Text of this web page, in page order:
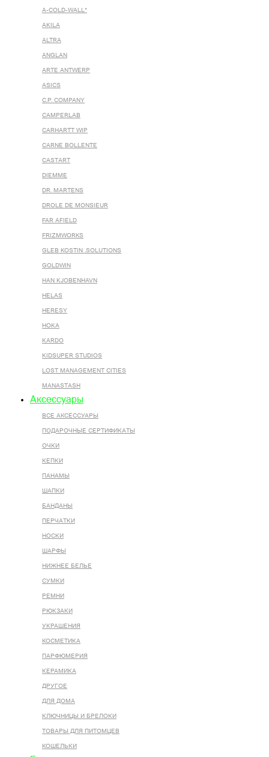
A-COLD-WALL*
AKILA
ALTRA
ANGLAN
ARTE ANTWERP
ASICS
C.P. COMPANY
CAMPERLAB
CARHARTT WIP
CARNE BOLLENTE
CASTART
DIEMME
DR. MARTENS
DROLE DE MONSIEUR
FAR AFIELD
FRIZMWORKS
GLEB KOSTIN .SOLUTIONS
GOLDWIN
HAN KJOBENHAVN
HELAS
HERESY
HOKA
KARDO
KIDSUPER STUDIOS
LOST MANAGEMENT CITIES
MANASTASH
Аксессуары
ВСЕ AКСЕССУАРЫ
ПОДАРОЧНЫЕ СЕРТИФИКАТЫ
ОЧКИ
КЕПКИ
ПАНАМЫ
ШАПКИ
БАНДАНЫ
ПЕРЧАТКИ
НОСКИ
ШАРФЫ
НИЖНЕЕ БЕЛЬЕ
СУМКИ
РЕМНИ
РЮКЗАКИ
УКРАШЕНИЯ
КОСМЕТИКА
ПАРФЮМЕРИЯ
КЕРАМИКА
ДРУГОЕ
ДЛЯ ДОМА
КЛЮЧНИЦЫ И БРЕЛОКИ
ТОВАРЫ ДЛЯ ПИТОМЦЕВ
КОШЕЛЬКИ